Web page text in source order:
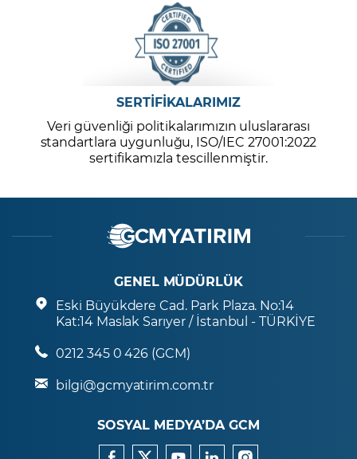
SERTİFİKALARIMIZ
Veri güvenliği politikalarımızın uluslararası
standartlara uygunluğu, ISO/IEC 27001:2022
sertifikamızla tescillenmiştir.
GENEL MÜDÜRLÜK
Eski Büyükdere Cad. Park Plaza. No:14
Kat:14 Maslak Sarıyer / İstanbul - TÜRKİYE
0212 345 0 426 (GCM)
bilgi@gcmyatirim.com.tr
SOSYAL MEDYA’DA GCM